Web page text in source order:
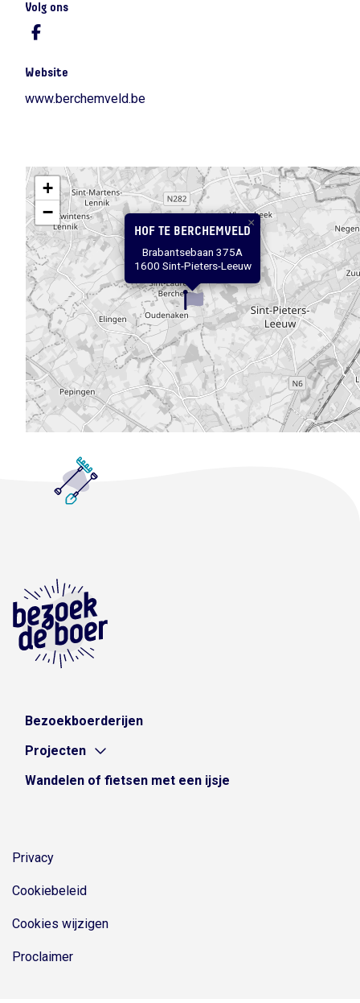
Volg ons
Website
www.berchemveld.be
HOF TE BERCHEMVELD
Brabantsebaan 375A
1600 Sint-Pieters-Leeuw
×
+
−
Bezoekboerderijen
Projecten
Wandelen of fietsen met een ijsje
Privacy
Cookiebeleid
Cookies wijzigen
Proclaimer